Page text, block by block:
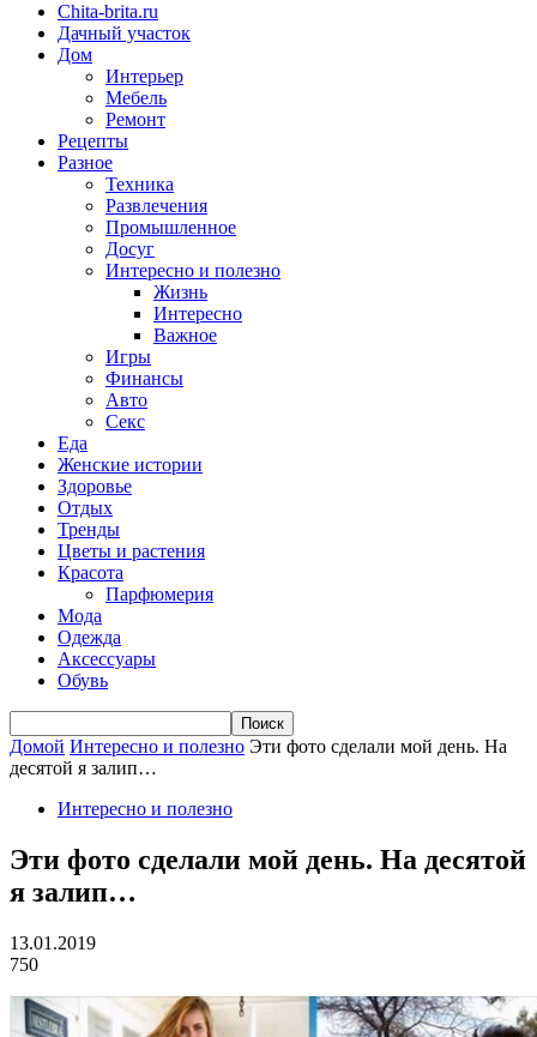
Chita-brita.ru
Дачный участок
Дом
Интерьер
Мебель
Ремонт
Рецепты
Разное
Техника
Развлечения
Промышленное
Досуг
Интересно и полезно
Жизнь
Интересно
Важное
Игры
Финансы
Авто
Секс
Еда
Женские истории
Здоровье
Отдых
Тренды
Цветы и растения
Красота
Парфюмерия
Мода
Одежда
Аксессуары
Обувь
Домой Интересно и полезно Эти фото сделали мой день. На
десятой я залип…
Интересно и полезно
Эти фото сделали мой день. На десятой
я залип…
13.01.2019
750